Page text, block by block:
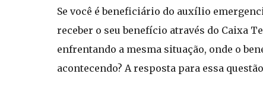
Se você é beneficiário do auxílio
receber o seu benefício através do Caixa
enfrentando a mesma situação, onde o
acontecendo? A resposta para essa